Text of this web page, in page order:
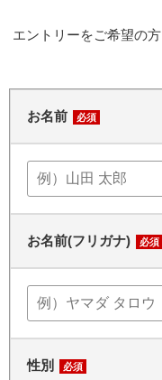
エントリーをご希望の
お名前 必須
お名前(フリガナ) 必須
性別 必須